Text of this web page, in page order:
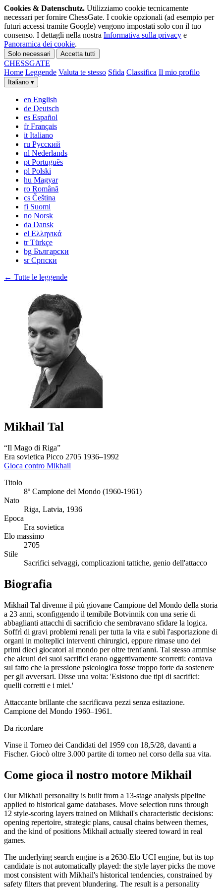
Cookies & Datenschutz. Utilizziamo cookie tecnicamente
necessari per fornire ChessGate. I cookie opzionali (ad esempio per
futuri accessi tramite Google) vengono impostati solo con il tuo
consenso. I dettagli nella nostra Informativa sulla privacy e
Panoramica dei cookie.
Solo necessari Accetta tutti
CHESSGATE
Home Leggende Valuta te stesso Sfida Classifica Il mio profilo
Italiano ▾
en English
de Deutsch
es Español
fr Français
it Italiano
ru Русский
nl Nederlands
pt Português
pl Polski
hu Magyar
ro Română
cs Čeština
fi Suomi
no Norsk
da Dansk
el Ελληνικά
tr Türkçe
bg Български
sr Српски
← Tutte le leggende
Mikhail Tal
“Il Mago di Riga”
Era sovietica Picco 2705 1936–1992
Gioca contro Mikhail
Titolo
8º Campione del Mondo (1960-1961)
Nato
Riga, Latvia, 1936
Epoca
Era sovietica
Elo massimo
2705
Stile
Sacrifici selvaggi, complicazioni tattiche, genio dell'attacco
Biografia
Mikhail Tal divenne il più giovane Campione del Mondo della storia
a 23 anni, sconfiggendo il temibile Botvinnik con una serie di
abbaglianti attacchi di sacrificio che sembravano sfidare la logica.
Soffrì di gravi problemi renali per tutta la vita e subì l'asportazione di
organi in molteplici interventi chirurgici, eppure rimase uno dei
primi dieci giocatori al mondo per oltre trent'anni. Tal stesso ammise
che alcuni dei suoi sacrifici erano oggettivamente scorretti: contava
sul fatto che la pressione psicologica fosse troppo forte da sostenere
per gli avversari. Disse una volta: 'Esistono due tipi di sacrifici:
quelli corretti e i miei.'
Attaccante brillante che sacrificava pezzi senza esitazione.
Campione del Mondo 1960–1961.
Da ricordare
Vinse il Torneo dei Candidati del 1959 con 18,5/28, davanti a
Fischer. Giocò oltre 3.000 partite di torneo nel corso della sua vita.
Come gioca il nostro motore Mikhail
Our Mikhail personality is built from a 13-stage analysis pipeline
applied to historical game databases. Move selection runs through
12 style-scoring layers trained on Mikhail's characteristic decisions:
opening repertoire, strategic plans, causal chains between themes,
and the kind of positions Mikhail actually steered toward in real
games.
The underlying search engine is a 2630-Elo UCI engine, but its top
candidate is not automatically played: the style layer picks the move
most consistent with Mikhail's historical tendencies, constrained by
safety filters that prevent blundering. The result is a personality